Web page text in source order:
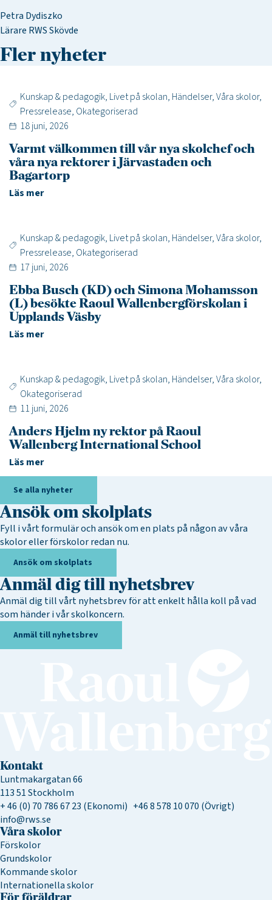
Petra Dydiszko
Lärare RWS Skövde
Fler nyheter
Kunskap & pedagogik, Livet på skolan, Händelser,Våra skolor,
Pressrelease, Okategoriserad
18 juni, 2026
Varmt välkommen till vår nya skolchef och
våra nya rektorer i Järvastaden och
Bagartorp
Läs mer
Kunskap & pedagogik, Livet på skolan, Händelser,Våra skolor,
Pressrelease, Okategoriserad
17 juni, 2026
Ebba Busch (KD) och Simona Mohamsson
(L) besökte Raoul Wallenbergförskolan i
Upplands Väsby
Läs mer
Kunskap & pedagogik, Livet på skolan, Händelser,Våra skolor,
Okategoriserad
11 juni, 2026
Anders Hjelm ny rektor på Raoul
Wallenberg International School
Läs mer
Se alla nyheter
Ansök om skolplats
Fyll i vårt formulär och ansök om en plats på någon av våra
skolor eller förskolor redan nu.
Ansök om skolplats
Anmäl dig till nyhetsbrev
Anmäl dig till vårt nyhetsbrev för att enkelt hålla koll på vad
som händer i vår skolkoncern.
Anmäl till nyhetsbrev
Kontakt
Luntmakargatan 66
113 51 Stockholm
+ 46 (0) 70 786 67 23 (Ekonomi) +46 8 578 10 070 (Övrigt)
info@rws.se
Våra skolor
Förskolor
Grundskolor
Kommande skolor
Internationella skolor